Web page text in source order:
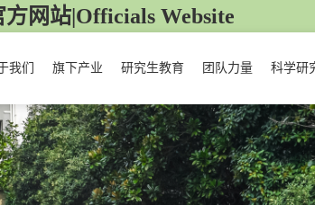
方网站|Officials Website
我们 旗下产业 研究生教育 团队力量 科学研